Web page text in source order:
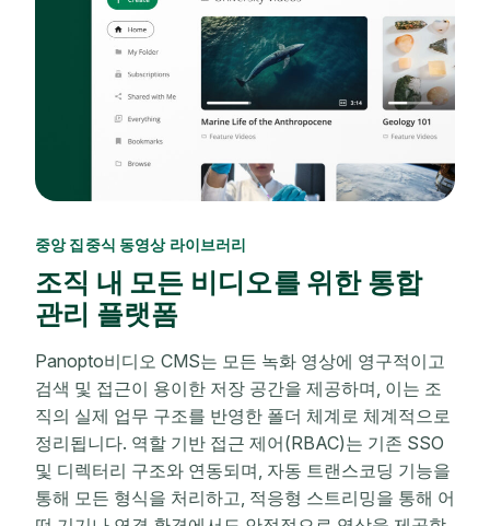
중앙 집중식 동영상 라이브러리
조직 내 모든 비디오를 위한 통합
관리 플랫폼
Panopto비디오 CMS는 모든 녹화 영상에 영구적이고
검색 및 접근이 용이한 저장 공간을 제공하며, 이는 조
직의 실제 업무 구조를 반영한 폴더 체계로 체계적으로
정리됩니다. 역할 기반 접근 제어(RBAC)는 기존 SSO
및 디렉터리 구조와 연동되며, 자동 트랜스코딩 기능을
통해 모든 형식을 처리하고, 적응형 스트리밍을 통해 어